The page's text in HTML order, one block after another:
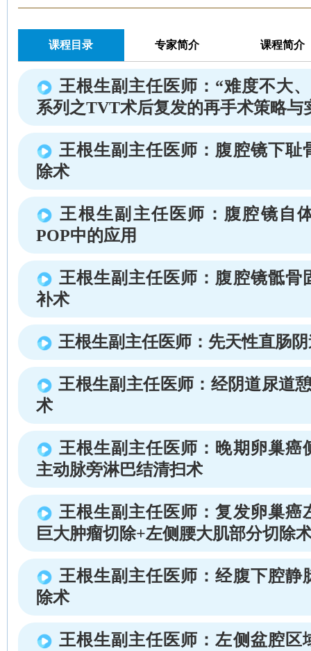
课程目录 专家简介 课程简介
王根生副主任医师：“难度不大
系列之TVT术后复发的再手术策略与
王根生副主任医师：腹腔镜下耻
除术
王根生副主任医师：腹腔镜自
POP中的应用
王根生副主任医师：腹腔镜骶骨
补术
王根生副主任医师：先天性直肠
王根生副主任医师：经阴道尿道
术
王根生副主任医师：晚期卵巢癌
主动脉旁淋巴结清扫术
王根生副主任医师：复发卵巢癌
巨大肿瘤切除+左侧腰大肌部分切除
王根生副主任医师：经腹下腔静
除术
王根生副主任医师：左侧盆腔区